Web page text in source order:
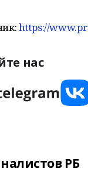
https://
нас
РБ